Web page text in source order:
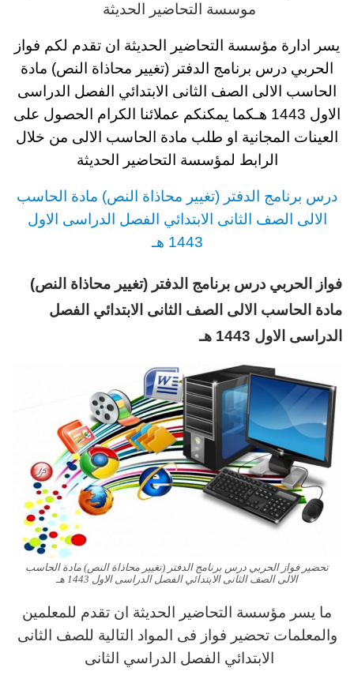
موسسة التحاضير الحديثة
يسر ادارة مؤسسة التحاضير الحديثة ان تقدم لكم فواز
الحربي درس برنامج الدفتر (تغيير محاذاة النص) مادة
الحاسب الالى
الصف الثانى الابتدائي الفصل الدراسى
الاول 1443 هـ
كما يمكنكم عملائنا الكرام الحصول على
العينات المجانية او طلب مادة الحاسب الالى من خلال
الرابط لمؤسسة التحاضير الحديثة
درس برنامج الدفتر (تغيير محاذاة النص) مادة الحاسب
الالى الصف الثانى الابتدائي الفصل الدراسى الاول
1443 هـ
فواز الحربي درس برنامج الدفتر (تغيير محاذاة النص)
مادة الحاسب الالى الصف الثانى الابتدائي الفصل
الدراسى الاول 1443 هـ
تحضير فواز الحربي درس برنامج الدفتر (تغيير محاذاة النص) مادة الحاسب
الالى الصف الثانى الابتدائي الفصل الدراسى الاول 1443 هـ
ما يسر مؤسسة التحاضير الحديثة ان تقدم للمعلمين
والمعلمات تحضير فواز فى المواد التالية للصف الثانى
الابتدائي الفصل الدراسي الثانى